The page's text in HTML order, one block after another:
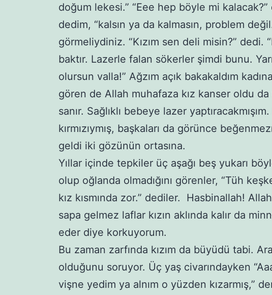
doğum lekesi.” “Eee hep böyle mi kalacak?”
dedim, “kalsın ya da kalmasın, problem
görmeliydiniz. “Kızım sen deli misin?” dedi.
baktır. Lazerle falan sökerler şimdi bunu.
olursun valla!” Ağzım açık bakakaldım
gören de Allah muhafaza kız kanser oldu
sanır. Sağlıklı bebeye lazer
kırmızıymış, başkaları da görünce
geldi iki gözünün ortasına.
Yıllar içinde tepkiler üç aşağı beş yukarı
olup oğlanda olmadığını görenler, “Tüh
kız kısmında zor.” dediler. Hasbinallah!
sapa gelmez laflar kızın aklında kalır da
eder diye korkuyorum.
Bu zaman zarfında kızım da büyüdü tabi.
olduğunu soruyor. Üç yaş civarındayken
vişne yedim ya alnım o yüzden kızarmış,”